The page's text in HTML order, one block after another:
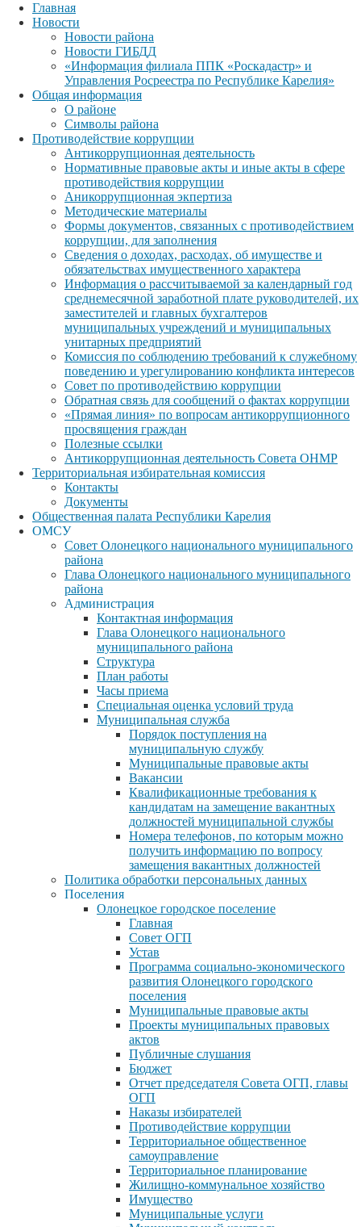
Главная
Новости
Новости района
Новости ГИБДД
«Информация филиала ППК «Роскадастр» и
Управления Росреестра по Республике Карелия»
Общая информация
О районе
Символы района
Противодействие коррупции
Антикоррупционная деятельность
Нормативные правовые акты и иные акты в сфере
противодействия коррупции
Аникоррупционная экпертиза
Методические материалы
Формы документов, связанных с противодействием
коррупции, для заполнения
Сведения о доходах, расходах, об имуществе и
обязательствах имущественного характера
Информация о рассчитываемой за календарный год
среднемесячной заработной плате руководителей, их
заместителей и главных бухгалтеров
муниципальных учреждений и муниципальных
унитарных предприятий
Комиссия по соблюдению требований к служебному
поведению и урегулированию конфликта интересов
Совет по противодействию коррупции
Обратная связь для сообщений о фактах коррупции
«Прямая линия» по вопросам антикоррупционного
просвящения граждан
Полезные ссылки
Антикоррупционная деятельность Совета ОНМР
Территориальная избирательная комиссия
Контакты
Документы
Общественная палата Республики Карелия
ОМСУ
Совет Олонецкого национального муниципального
района
Глава Олонецкого национального муниципального
района
Администрация
Контактная информация
Глава Олонецкого национального
муниципального района
Структура
План работы
Часы приема
Специальная оценка условий труда
Муниципальная служба
Порядок поступления на
муниципальную службу
Муниципальные правовые акты
Вакансии
Квалификационные требования к
кандидатам на замещение вакантных
должностей муниципальной службы
Номера телефонов, по которым можно
получить информацию по вопросу
замещения вакантных должностей
Политика обработки персональных данных
Поселения
Олонецкое городское поселение
Главная
Совет ОГП
Устав
Программа социально-экономического
развития Олонецкого городского
поселения
Муниципальные правовые акты
Проекты муниципальных правовых
актов
Публичные слушания
Бюджет
Отчет председателя Совета ОГП, главы
ОГП
Наказы избирателей
Противодействие коррупции
Территориальное общественное
самоуправление
Территориальное планирование
Жилищно-коммунальное хозяйство
Имущество
Муниципальные услуги